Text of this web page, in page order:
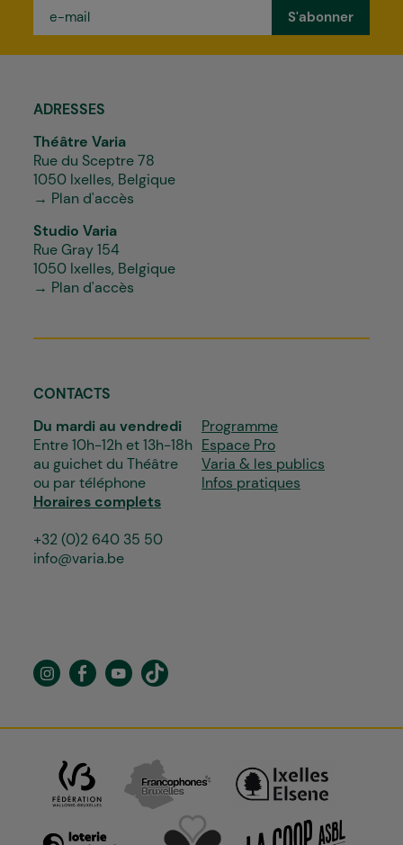
mail
ADRESSES
Théâtre Varia
Rue du Sceptre 78
1050 Ixelles, Belgique
→ Plan d'accès
Studio Varia
Rue Gray 154
1050 Ixelles, Belgique
→ Plan d'accès
CONTACTS
Du mardi au vendredi
Entre 10h-12h et 13h-18h
au guichet du Théâtre
ou par téléphone
Horaires complets
+32 (0)2 640 35 50
info@varia.be
Programme
Espace Pro
Varia & les publics
Infos pratiques